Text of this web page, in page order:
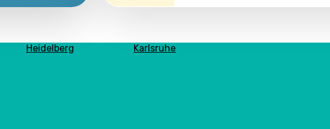
Heidelberg Karlsruhe